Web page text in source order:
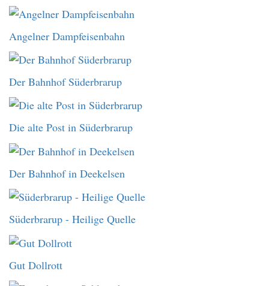
Angelner Dampfeisenbahn
Der Bahnhof Süderbrarup
Die alte Post in Süderbrarup
Der Bahnhof in Deekelsen
Süderbrarup - Heilige Quelle
Gut Dollrott